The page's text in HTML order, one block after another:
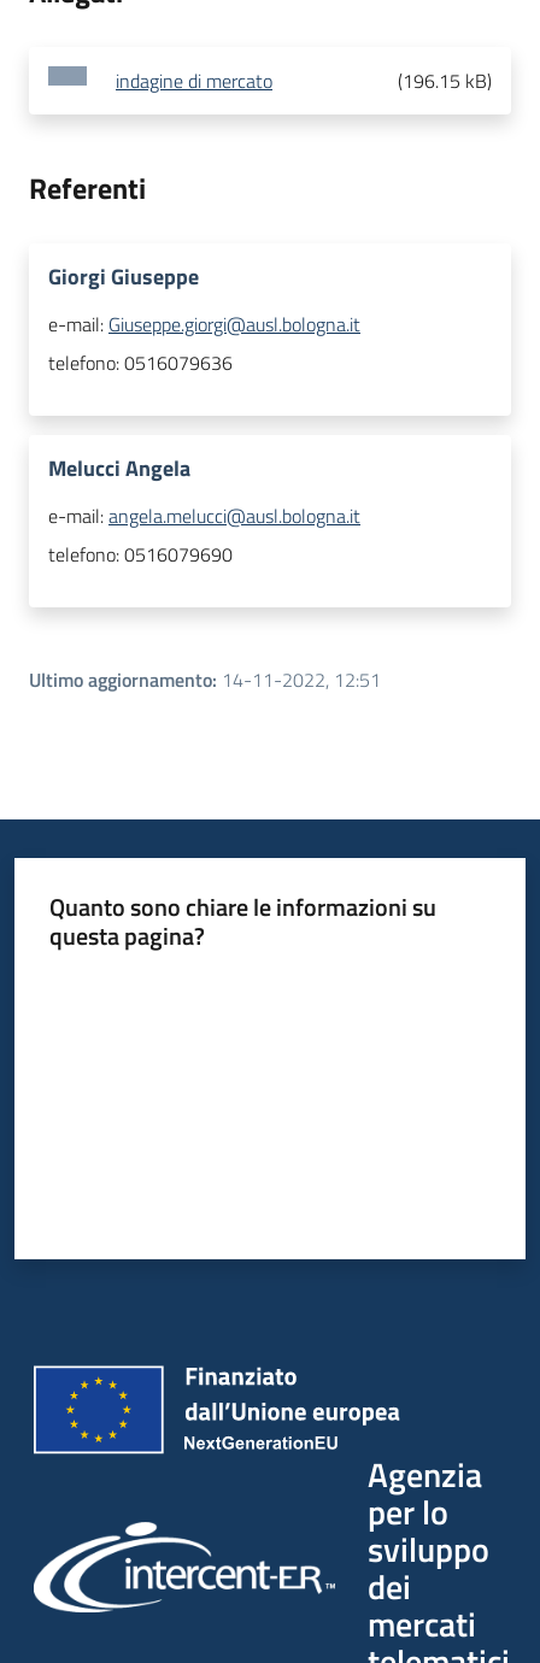
indagine di mercato (196.15 kB)
Referenti
Giorgi Giuseppe
e-mail: Giuseppe.giorgi@ausl.bologna.it
telefono:0516079636
Melucci Angela
e-mail:angela.melucci@ausl.bologna.it
telefono:0516079690
Ultimo aggiornamento: 14-11-2022, 12:51
Quanto sono chiare le informazioni su
questa pagina?
Agenzia
per lo
sviluppo
dei
mercati